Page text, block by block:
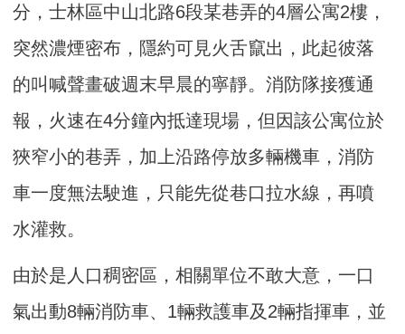
分，士林區中山北路6段某巷弄的4層公寓2樓，
突然濃煙密布，隱約可見火舌竄出，此起彼落
的叫喊聲畫破週末早晨的寧靜。消防隊接獲通
報，火速在4分鐘內抵達現場，但因該公寓位於
狹窄小的巷弄，加上沿路停放多輛機車，消防
車一度無法駛進，只能先從巷口拉水線，再噴
水灌救。
由於是人口稠密區，相關單位不敢大意，一口
氣出動8輛消防車、1輛救護車及2輛指揮車，並